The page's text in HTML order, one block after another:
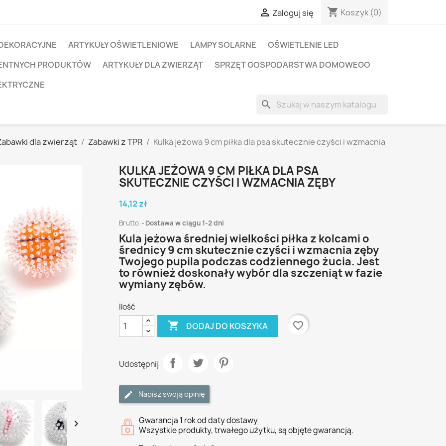
 Zaloguj się shopping_cart Koszyk (0)
ARTYKUŁY OŚWIETLENIOWE LAMPY SOLARNE
OŚWIETLENIE LED
PRODUKTÓW
ARTYKUŁY DLA ZWIERZĄT
SPRZĘT GOSPODARSTWA DOMOWEGO
search
dla zwierząt Zabawki z TPR Kulka jeżowa 9 cm piłka dla psa skutecznie czyści i wzmacnia

KULKA JEŻOWA 9 CM PIŁKA DLA PSA
SKUTECZNIE CZYŚCI I WZMACNIA ZĘBY
14,12 zł
Brutto Dostawa w ciągu 1-2 dni
Kula jeżowa średniej wielkości piłka z kolcami o
średnicy 9 cm skutecznie czyści i wzmacnia zęby
Twojego pupila podczas codziennego żucia. Jest
to również doskonały wybór dla szczeniąt w fazie
wymiany zębów.
Ilość
 DODAJ DO KOSZYKA favorite_border
Udostępnij
Napisz swoją opinię
Gwarancja 1 rok od daty dostawy
Wszystkie produkty, trwałego użytku, są objęte gwarancją.